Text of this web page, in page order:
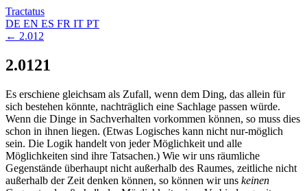
Tractatus
DE EN ES FR IT PT
← 2.012
2.0121
Es erschiene gleichsam als Zufall, wenn dem Ding, das allein für
sich bestehen könnte, nachträglich eine Sachlage passen würde.
Wenn die Dinge in Sachverhalten vorkommen können, so muss dies
schon in ihnen liegen. (Etwas Logisches kann nicht nur-möglich
sein. Die Logik handelt von jeder Möglichkeit und alle
Möglichkeiten sind ihre Tatsachen.) Wie wir uns räumliche
Gegenstände überhaupt nicht außerhalb des Raumes, zeitliche nicht
außerhalb der Zeit denken können, so können wir uns keinen